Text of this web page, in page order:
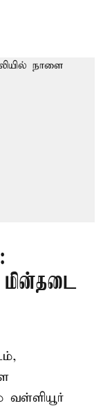
மின்தடை
வள்ளியூர்